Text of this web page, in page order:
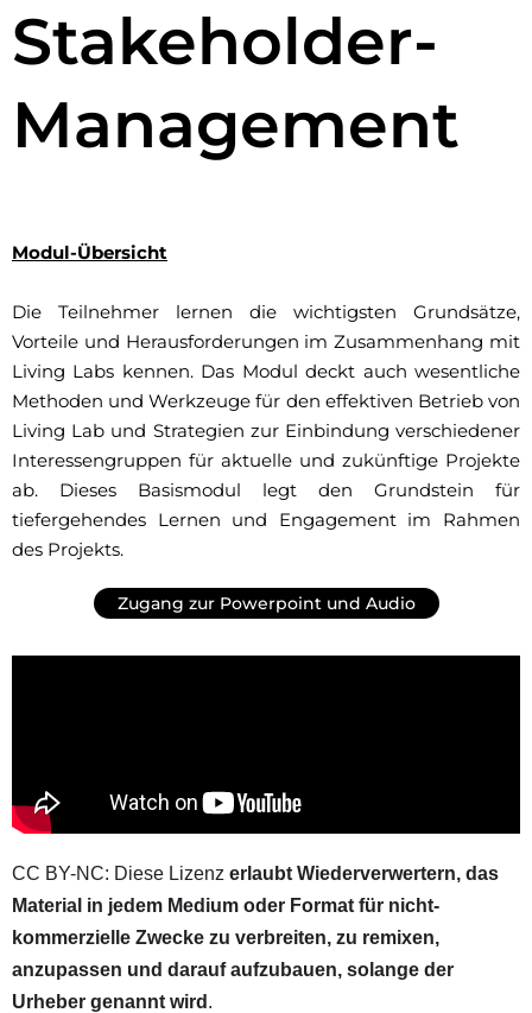
Stakeholder-
Management
Modul-Übersicht
Die Teilnehmer lernen die wichtigsten Grundsätze,
Vorteile und Herausforderungen im Zusammenhang mit
Living Labs kennen. Das Modul deckt auch wesentliche
Methoden und Werkzeuge für den effektiven Betrieb von
Living Lab und Strategien zur Einbindung verschiedener
Interessengruppen für aktuelle und zukünftige Projekte
ab. Dieses Basismodul legt den Grundstein für
tiefergehendes Lernen und Engagement im Rahmen
des Projekts.
Zugang zur Powerpoint und Audio
CC BY-NC: Diese Lizenz erlaubt Wiederverwertern, das
Material in jedem Medium oder Format für nicht-
kommerzielle Zwecke zu verbreiten, zu remixen,
anzupassen und darauf aufzubauen, solange der
Urheber genannt wird .